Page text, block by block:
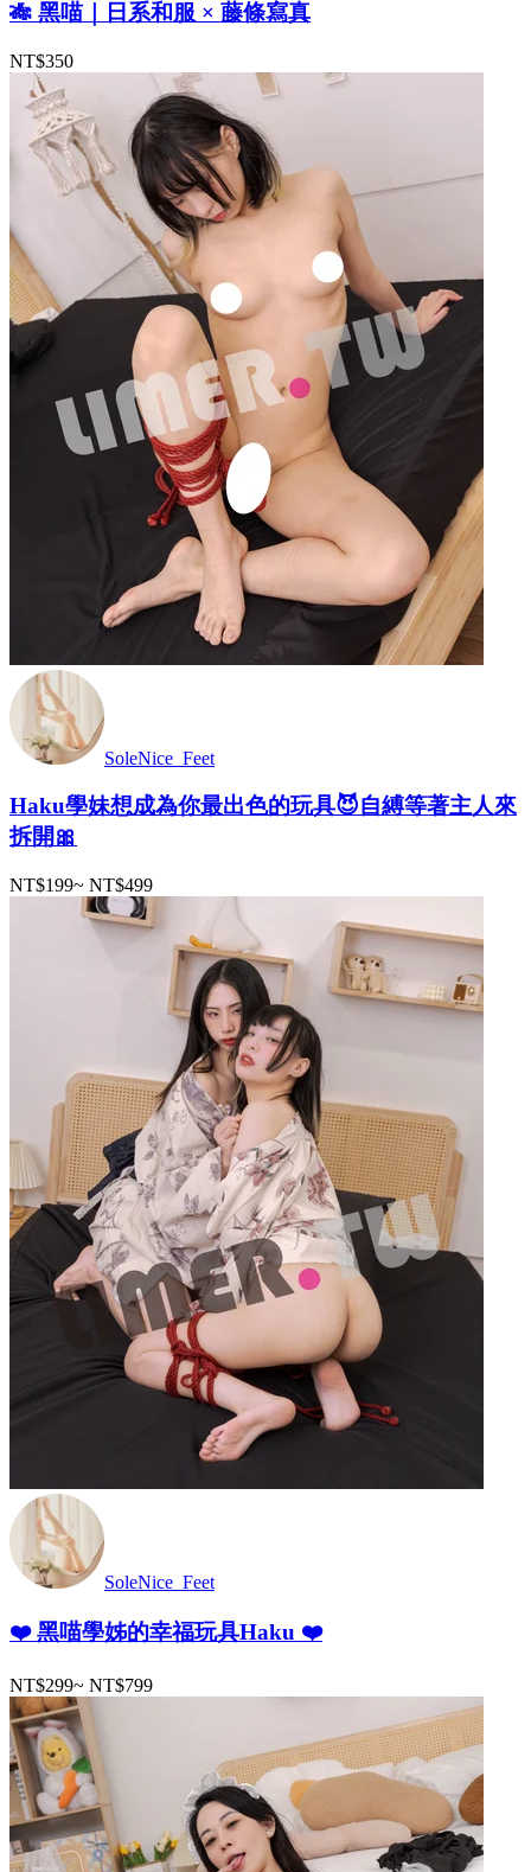
🎋 黑喵｜日系和服 × 藤條寫真
NT$350
SoleNice_Feet
Haku學妹想成為你最出色的玩具😈自縛等著主人來
拆開🎀
NT$199~ NT$499
SoleNice_Feet
❤️ 黑喵學姊的幸福玩具Haku ❤️
NT$299~ NT$799